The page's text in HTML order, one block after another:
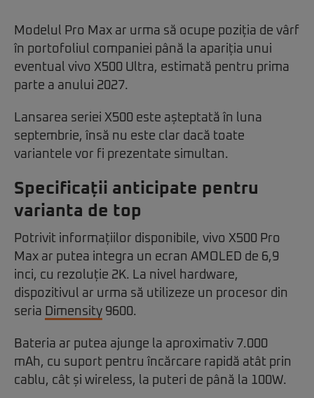
Modelul Pro Max ar urma să ocupe poziția de vârf
în portofoliul companiei până la apariția unui
eventual vivo X500 Ultra, estimată pentru prima
parte a anului 2027.
Lansarea seriei X500 este așteptată în luna
septembrie, însă nu este clar dacă toate
variantele vor fi prezentate simultan.
Specificații anticipate pentru
varianta de top
Potrivit informațiilor disponibile, vivo X500 Pro
Max ar putea integra un ecran AMOLED de 6,9
inci, cu rezoluție 2K. La nivel hardware,
dispozitivul ar urma să utilizeze un procesor din
seria Dimensity 9600.
Bateria ar putea ajunge la aproximativ 7.000
mAh, cu suport pentru încărcare rapidă atât prin
cablu, cât și wireless, la puteri de până la 100W.